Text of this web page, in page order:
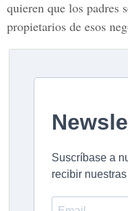
quieren que los padres
propietarios de esos